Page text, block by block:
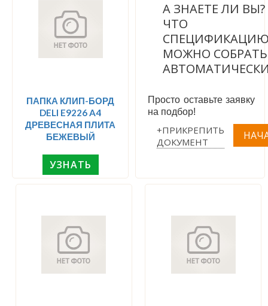
ПАПКА КЛИП-БОРД
DELI E9226 A4
ДРЕВЕСНАЯ ПЛИТА
БЕЖЕВЫЙ
УЗНАТЬ
А ЗНАЕТЕ ЛИ ВЫ?
ЧТО
МОЖНО СОБРАТЬ
Просто оставьте заявку
на подбор!
+ПРИКРЕПИТЬ
ДОКУМЕНТ